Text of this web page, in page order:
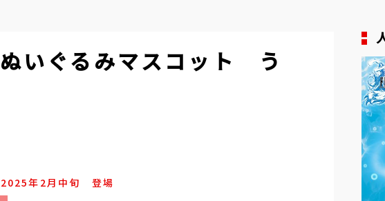
いぐるみマスコット う
2025年 2月 中旬 登場